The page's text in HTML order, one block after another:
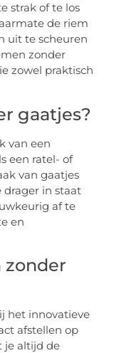
strak of te los
de riem
uit te scheuren
zonder
zowel praktisch
gaatjes?
van een
een ratel- of
van gaatjes
in staat
af te
en
zonder
het innovatieve
afstellen op
je altijd de